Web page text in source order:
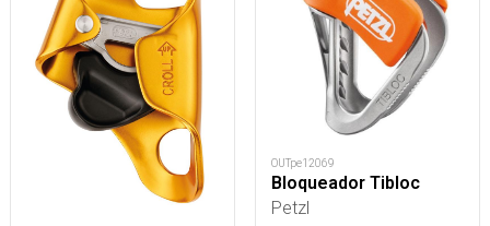
OUTpe12069
Bloqueador Tibloc
Petzl